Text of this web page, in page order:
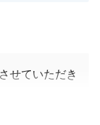
せていただき